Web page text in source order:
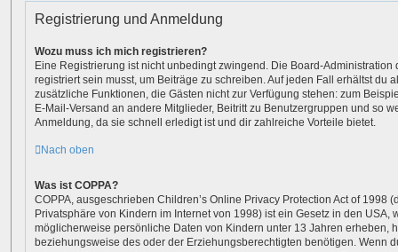
Registrierung und Anmeldung
Wozu muss ich mich registrieren?
Eine Registrierung ist nicht unbedingt zwingend. Die Board-Administration
registriert sein musst, um Beiträge zu schreiben. Auf jeden Fall erhältst du
zusätzliche Funktionen, die Gästen nicht zur Verfügung stehen: zum
E-Mail-Versand an andere Mitglieder, Beitritt zu Benutzergruppen und so
Anmeldung, da sie schnell erledigt ist und dir zahlreiche Vorteile bietet.
Nach oben
Was ist COPPA?
COPPA, ausgeschrieben Children’s Online Privacy Protection Act of 1998
Privatsphäre von Kindern im Internet von 1998) ist ein Gesetz in den USA,
möglicherweise persönliche Daten von Kindern unter 13 Jahren erheben,
beziehungsweise des oder der Erziehungsberechtigten benötigen. Wenn